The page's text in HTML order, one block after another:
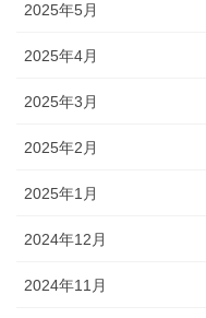
2025年5月
2025年4月
2025年3月
2025年2月
2025年1月
2024年12月
2024年11月